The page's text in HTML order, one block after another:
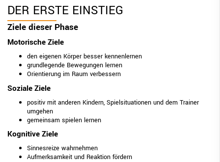
DER ERSTE EINSTIEG
Ziele dieser Phase
Motorische Ziele
den eigenen Körper besser kennenlernen
grundlegende Bewegungen lernen
Orientierung im Raum verbessern
Soziale Ziele
positiv mit anderen Kindern, Spielsituationen und dem Trainer
umgehen
gemeinsam spielen lernen
Kognitive Ziele
Sinnesreize wahrnehmen
Aufmerksamkeit und Reaktion fördern